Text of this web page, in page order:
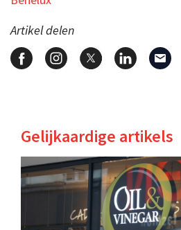
Artikel delen
Gelijkaardige artikels